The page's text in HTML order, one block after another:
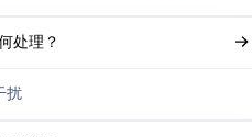
处理？
扰